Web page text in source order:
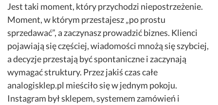
Jest taki moment, który przychodzi niepostrzeżenie.
Moment, w którym przestajesz „po prostu
sprzedawać”, a zaczynasz prowadzić biznes. Klienci
pojawiają się częściej, wiadomości mnożą się szybciej,
a decyzje przestają być spontaniczne i zaczynają
wymagać struktury. Przez jakiś czas całe
analogisklep.pl mieściło się w jednym pokoju.
Instagram był sklepem, systemem zamówień i